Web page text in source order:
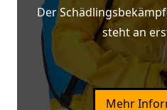
Der
steht an
Mehr